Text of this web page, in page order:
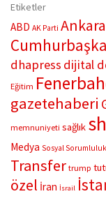
buluşturdu. Yoğun
ve...
Etiketler
ABD AK Parti Ankara
dhapress dijital
Eğitim
gazetehaberi
memnuniyeti sağlık
Medya Sosyal Sorumluluk
Transfer trump
özel İran İsrail